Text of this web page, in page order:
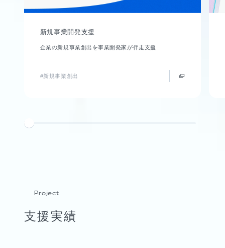
新規事業開発支援
企業の新規事業創出を事業開発家が伴走支援
#新規事業創出
Project
支援実績